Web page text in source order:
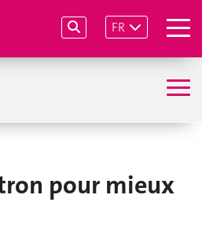
FR
pour mieux